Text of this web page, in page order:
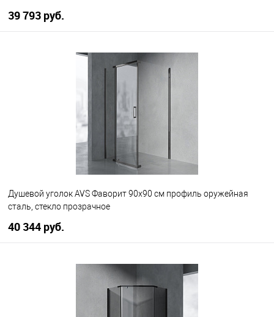
39 793 руб.
В корзину
В наличии
Душевой уголок AVS Фаворит 90x90 см профиль оружейная
сталь, стекло прозрачное
40 344 руб.
В корзину